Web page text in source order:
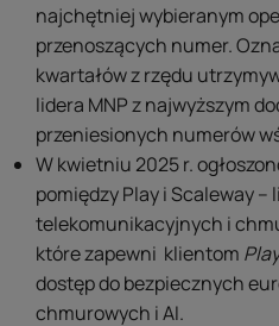
najchętniej wybieranym
przenoszących numer.
kwartałów z rzędu
lidera MNP z najwyższym
przeniesionych numerów
W kwietniu 2025 r.
pomiędzy Play i Scaleway –
telekomunikacyjnych i
które zapewni klientom
dostęp do bezpiecznych
chmurowych i AI.